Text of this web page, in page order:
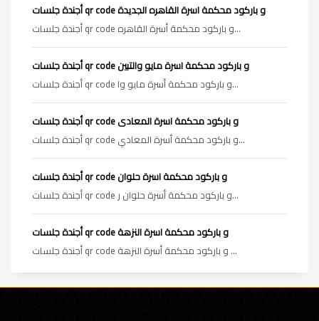
أجندة جلسات qr code و باركود محكمة اسرة القاهره الجديدة
أجندة جلسات qr code و باركود محكمة أسرة القاهره...
أجندة جلسات qr code و باركود محكمة اسرة مايو والتبين
أجندة جلسات qr code و باركود محكمة أسرة مايو وا...
أجندة جلسات qr code و باركود محكمة اسرة المعادى
أجندة جلسات qr code و باركود محكمة أسرة المعادي...
أجندة جلسات qr code و باركود محكمة اسرة حلوان
أجندة جلسات qr code و باركود محكمة أسرة حلوان ر...
أجندة جلسات qr code و باركود محكمة اسرة النزهة
أجندة جلسات qr code و باركود محكمة أسرة النزهة ...